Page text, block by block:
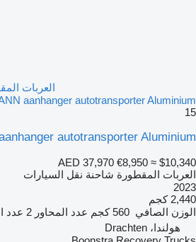
العربات
aanhanger autotransporter Aluminium
15
autotransporter Aluminium
AED 37,970 €8,950 ≈ $10,340
العربات المقطورة شاحنة نقل السيارات
2023
2,440 كجم
الوزن الصافي 560 كجم عدد المحاور 2 عدد
هولندا، Drachten